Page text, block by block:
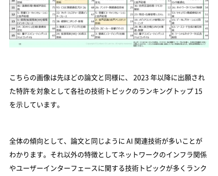
こちらの画像は先ほどの論文と同様に、 2023 年以降に出願され
た特許を対象として各社の技術トピックのランキングトップ 15
を示しています。
全体の傾向として、論文と同じように AI 関連技術が多いことが
わかります。それ以外の特徴としてネットワークのインフラ関係
やユーザーインターフェースに関する技術トピックが多くランク